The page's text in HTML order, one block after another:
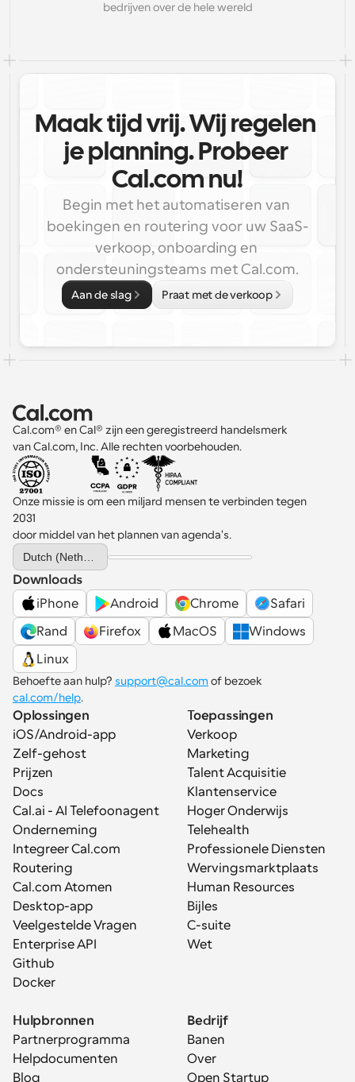
bedrijven over de hele wereld
Maak tijd vrij. Wij regelen
je planning. Probeer
Cal.com nu!
Begin met het automatiseren van
boekingen en routering voor uw SaaS-
verkoop, onboarding en
ondersteuningsteams met Cal.com.
Aan de slag Praat met de verkoop
Cal.com® en Cal® zijn een geregistreerd handelsmerk
van Cal.com, Inc. Alle rechten voorbehouden.
Onze missie is om een miljard mensen te verbinden tegen
2031
door middel van het plannen van agenda's.
Select Language
Downloads
iPhone
Android Chrome
Safari
Rand
Firefox MacOS
Windows
Linux
Behoefte aan hulp? support@cal.com
cal.com/help.
Oplossingen
iOS/Android-app
Zelf-gehost
Prijzen
Docs
Cal.ai - AI Telefoonagent
Onderneming
Integreer Cal.com
Routering
Cal.com Atomen
Desktop-app
Veelgestelde Vragen
Enterprise API
Github
Docker
Toepassingen
Verkoop
Marketing
Talent Acquisitie
Klantenservice
Hoger Onderwijs
Telehealth
Professionele Diensten
Wervingsmarktplaats
Human Resources
Bijles
C-suite
Wet
Hulpbronnen
Partnerprogramma
Helpdocumenten
Blog
Bedrijf
Banen
Over
Open Startup